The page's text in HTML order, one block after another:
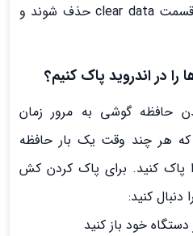
داده‌های برنامه می‌توانند از قسمت clear data حذف شوند و
در اندروید پاک کنیم؟
حافظه گوشی به مرور زمان
هر چند وقت یک بار حافظه
پاک کنید. برای پاک کردن کش
دنبال کنید: